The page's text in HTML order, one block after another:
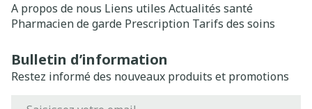
A propos de nous Liens utiles Actualités santé
Pharmacien de garde Prescription Tarifs des soins
Bulletin d’information
Restez informé des nouveaux produits et promotions